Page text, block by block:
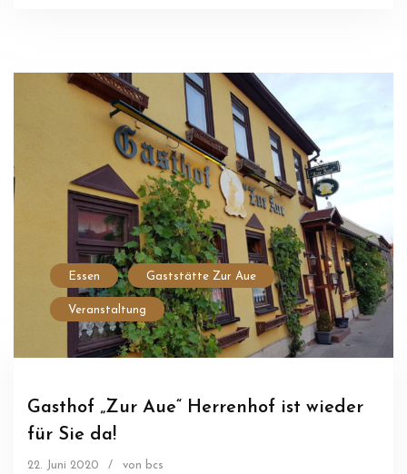
Essen Gaststätte Zur Aue
Veranstaltung
Gasthof „Zur Aue“ Herrenhof ist wieder
für Sie da!
22. Juni 2020 / von bcs